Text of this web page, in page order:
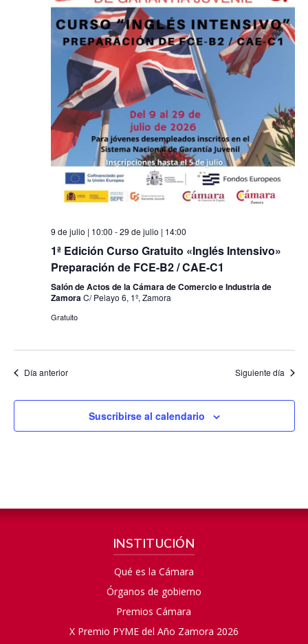
9 de julio | 10:00 -29 de julio | 14:00
1ª Edición Curso Gratuito «Inglés Intensivo»
Preparación de FCE-B2 / CAE-C1
Salón de Actos de la Cámara de Comercio e Industria de
ZamoraC/ Pelayo 6, 1º, Zamora
Gratuito
Día anterior Siguiente día
Suscribirse al calendario
INSTITUCIÓN
Qué es la Cámara
Órganos de gobierno
Premios Cámara
X Premio PYME del Año Zamora 2026